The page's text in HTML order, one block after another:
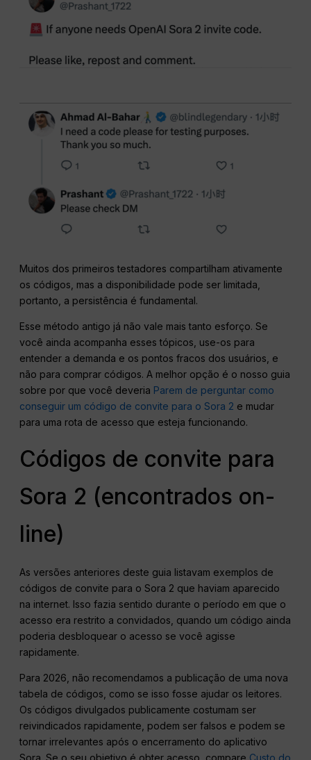
Muitos dos primeiros testadores compartilham ativamente
os códigos, mas a disponibilidade pode ser limitada,
portanto, a persistência é fundamental.
Esse método antigo já não vale mais tanto esforço. Se
você ainda acompanha esses tópicos, use-os para
entender a demanda e os pontos fracos dos usuários, e
não para comprar códigos. A melhor opção é o nosso guia
sobre por que você deveria Parem de perguntar como
conseguir um código de convite para o Sora 2 e mudar
para uma rota de acesso que esteja funcionando.
Códigos de convite para
Sora 2 (encontrados on-
line)
As versões anteriores deste guia listavam exemplos de
códigos de convite para o Sora 2 que haviam aparecido
na internet. Isso fazia sentido durante o período em que o
acesso era restrito a convidados, quando um código ainda
poderia desbloquear o acesso se você agisse
rapidamente.
Para 2026, não recomendamos a publicação de uma nova
tabela de códigos, como se isso fosse ajudar os leitores.
Os códigos divulgados publicamente costumam ser
reivindicados rapidamente, podem ser falsos e podem se
tornar irrelevantes após o encerramento do aplicativo